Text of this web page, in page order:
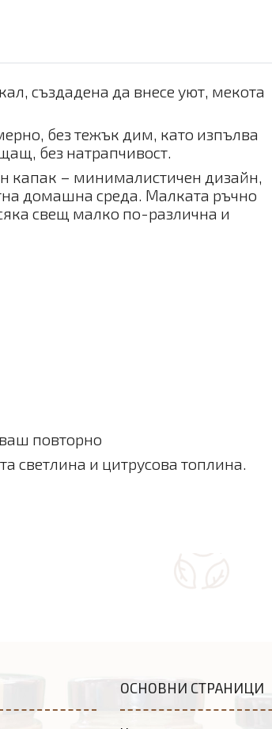
създадена да внесе уют, мекота
без тежък дим, като изпълва
без натрапчивост.
капак – минималистичен дизайн,
домашна среда. Малката ръчно
свещ малко по-различна и
повторно
светлина и цитрусова топлина.
ОСНОВНИ СТРАНИЦИ